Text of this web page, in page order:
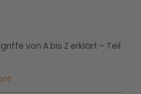
von A bis Z erklärt – Teil